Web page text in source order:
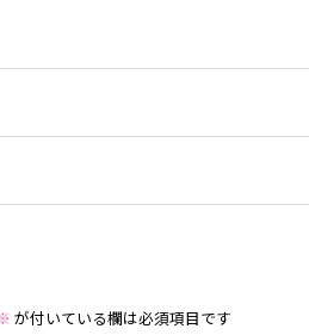
が付いている欄は必須項目です